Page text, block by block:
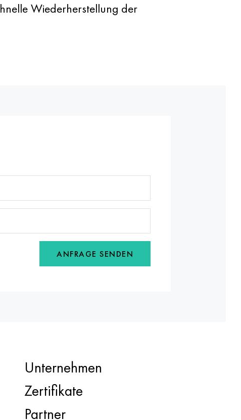
Wiederherstellung der
ANFRAGE SENDEN
Unternehmen
Zertifikate
Partner